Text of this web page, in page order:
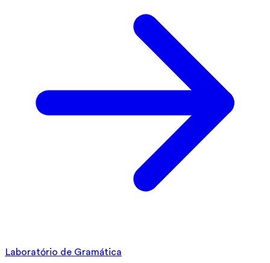
Laboratório de Gramática